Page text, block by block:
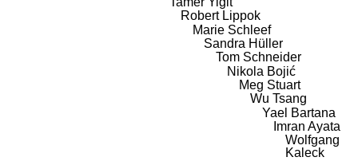
Robert Lippok
Marie Schleef
Sandra Hüller
Tom Schneider
Nikola Bojić
Meg Stuart
Wu Tsang
Yael Bartana
Imran Ayata
Wolfgang
Kaleck